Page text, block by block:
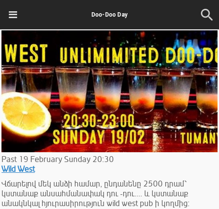
Doo-Doo Day
Past 19 February Sunday 20:30
Wild West
Վճարելով մեկ անձի համար, ընդանենը 2500 դրամ՝
կստանաք անսահմանափակ դու -դու.... և կստանաք
անակնկալ հյուրասիրություն wild west pub ի կողմից: